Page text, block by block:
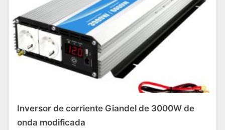
Inversor de corriente Giandel de 3000W de
onda modificada